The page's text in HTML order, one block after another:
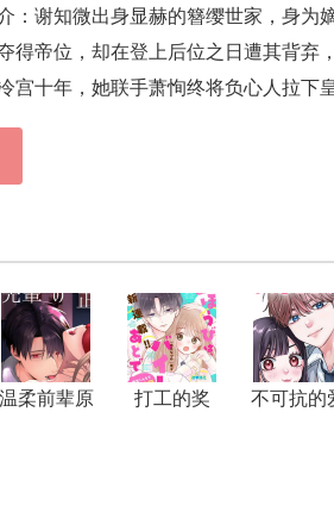
：谢知微出身显赫的簪缨世家，身为
得帝位，却在登上后位之日遭其背弃
宫十年，她联手萧恂终将负心人拉下
温柔前辈原
打工的奖
不可抗的